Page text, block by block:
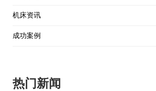
机床资讯
成功案例
热门新闻